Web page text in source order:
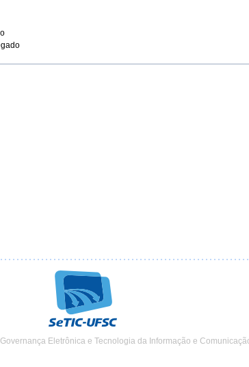
Eletrônica e Tecnologia da Informação e